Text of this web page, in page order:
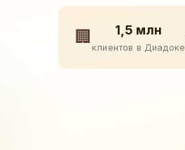
🏢 1,5 млн
клиентов в Диадоке